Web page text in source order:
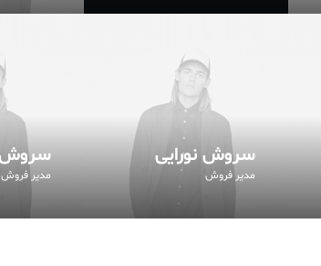
سروش نورایی
مدیر فروش
سروش
مدیر فروش